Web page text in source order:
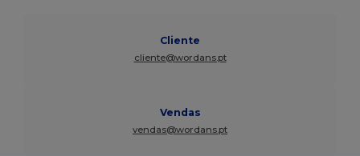
Cliente
cliente@wordans.pt
Vendas
vendas@wordans.pt